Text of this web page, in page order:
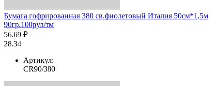
Бумага гофрированная 380 св.фиолетовый Италия 50см*1,5м
90гр.100рул/тм
56.69 ₽
28.34
Артикул:
CR90/380